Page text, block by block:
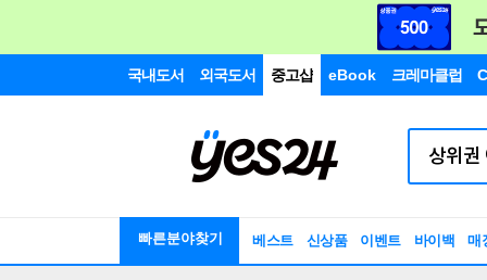
국내도서 외국도서 중고샵 eBook 크레마클럽
빠른분야찾기 베스트 신상품 이벤트 바이백 매